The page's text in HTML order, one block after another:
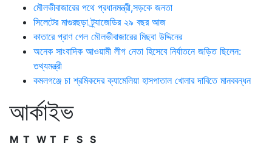
মৌলভীবাজারের পথে প্রধানমন্ত্রী,সড়কে জনতা
সিলেটের মাগুরছড়া ট্র্যাজেডির ২৯ বছর আজ
কাতারে প্রাণ গেল মৌলভীবাজারের মিছবা উদ্দিনের
অনেক সাংবাদিক আওয়ামী লীগ নেতা হিসেবে নির্যাতনে জড়িত ছিলেন:
তথ্যমন্ত্রী
কমলগঞ্জে চা শ্রমিকদের ক্যামেলিয়া হাসপাতাল খোলার দাবিতে মানববন্ধন
আর্কাইভ
M T W T F S S